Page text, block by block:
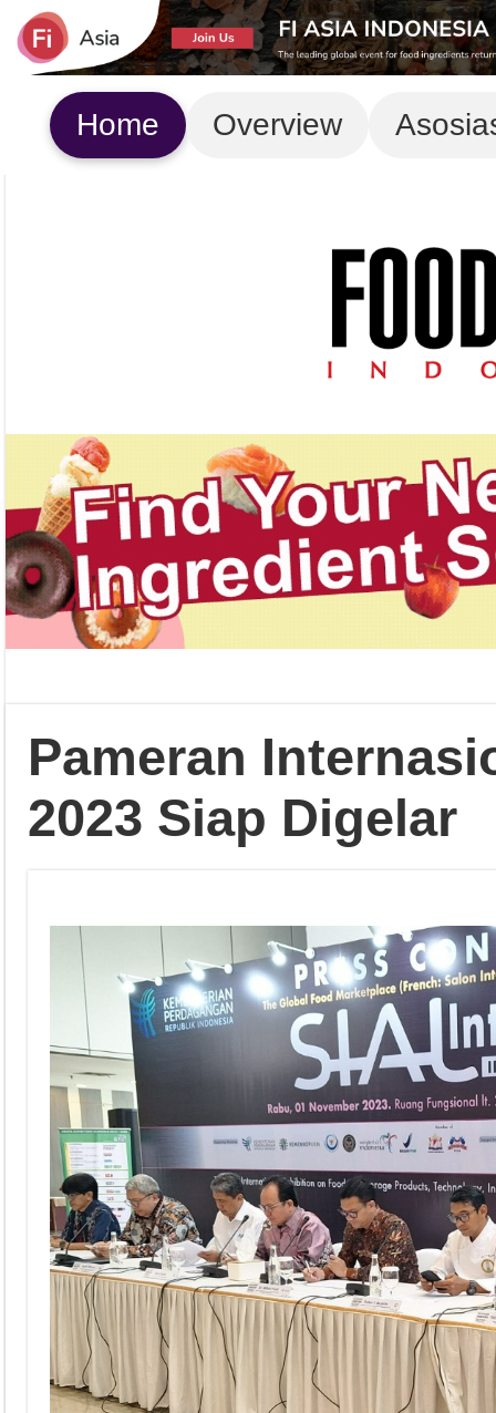
Home Overview
Pameran
2023 Siap Digelar